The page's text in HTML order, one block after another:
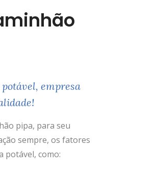
empresa
pipa, para seu
sempre, os fatores
potável, como: